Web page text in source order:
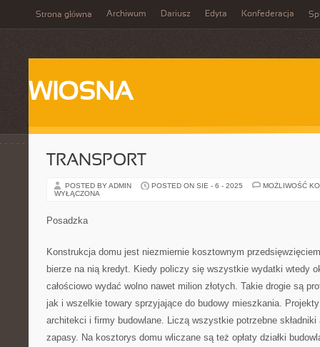
Strona główna Archiwum Dariusz Edyta Konfederacja
WIOSNA
TRANSPORT
POSTED BY ADMIN POSTED ON SIE - 6 - 2025
MOŻLIWOŚĆ
WYŁĄCZONA
Posadzka
Konstrukcja domu jest niezmiernie kosztownym
bierze na nią kredyt. Kiedy policzy się wszystkie wydatki wtedy
całościowo wydać wolno nawet milion złotych. Takie drogie są
jak i wszelkie towary sprzyjające do budowy mieszkania.
architekci i firmy budowlane. Liczą wszystkie potrzebne składniki
zapasy. Na kosztorys domu wliczane są też opłaty działki